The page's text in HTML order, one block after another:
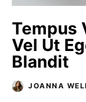
Tempus
Vel Ut
Blandit
JOANNA